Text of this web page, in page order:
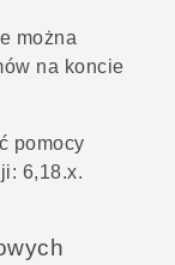
można
na koncie
pomocy
6,18.x.